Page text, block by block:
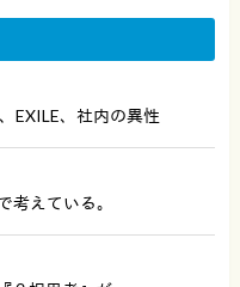
EXILE、社内の異性
考えている。